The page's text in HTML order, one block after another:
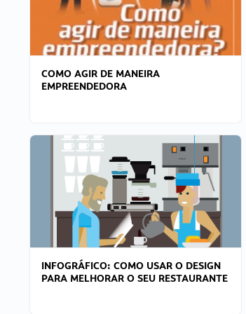
COMO AGIR DE MANEIRA
EMPREENDEDORA
INFOGRÁFICO: COMO USAR O DESIGN
PARA MELHORAR O SEU RESTAURANTE